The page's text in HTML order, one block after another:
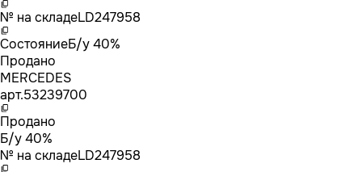
№ на складеLD247958
СостояниеБ/у 40%
Продано
MERCEDES
арт.53239700
Продано
Б/у 40%
№ на складеLD247958